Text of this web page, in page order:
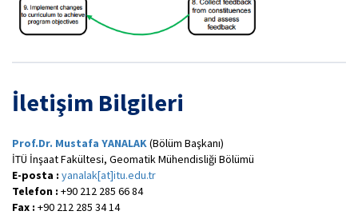
İletişim Bilgileri
Prof.Dr. Mustafa YANALAK(Bölüm Başkanı)
İTÜ İnşaat Fakültesi, Geomatik Mühendisliği Bölümü
E-posta : yanalak[at]itu.edu.tr
Telefon : +90 212 285 66 84
Fax : +90 212 285 34 14